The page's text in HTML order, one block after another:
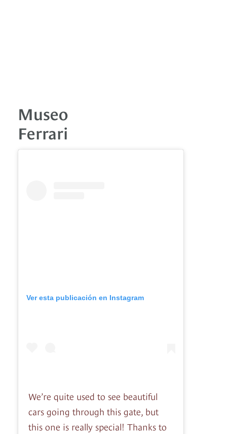
Museo
Ferrari
Ver esta publicación en Instagram
We’re quite used to see beautiful
cars going through this gate, but
this one is really special! Thanks to